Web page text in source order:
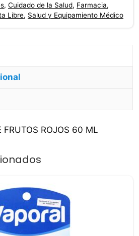
, Cuidado de la Salud, Farmacia,
Libre, Salud y Equipamiento Médico
FRUTOS ROJOS 60 ML